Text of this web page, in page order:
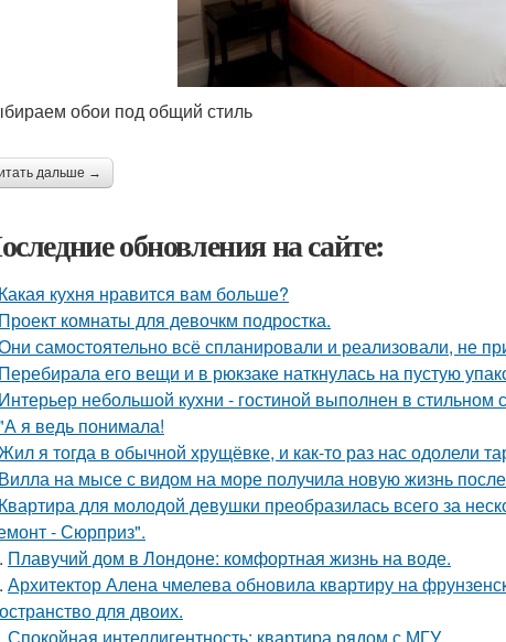
обои под общий стиль
дальше →
обновления на сайте:
Какая кухня нравится вам больше?
Проект комнаты для девочкм подростка.
самостоятельно всё спланировали и реализовали, не
Перебирала его вещи и в рюкзаке наткнулась на пустую
Интерьер небольшой кухни - гостиной выполнен в стильном
я ведь понимала!
я тогда в обычной хрущёвке, и как-то раз нас одолели
Вилла на мысе с видом на море получила новую жизнь
Квартира для молодой девушки преобразилась всего за
- Сюрприз".
Плавучий дом в Лондоне: комфортная жизнь на воде.
Архитектор Алена чмелева обновила квартиру на
для двоих.